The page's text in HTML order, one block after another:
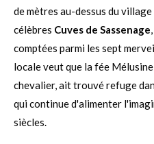
de mètres au-dessus du
célèbres Cuves de Sassenage
comptées parmi les sept
locale veut que la fée
chevalier, ait trouvé refuge
qui continue d'alimenter
siècles.